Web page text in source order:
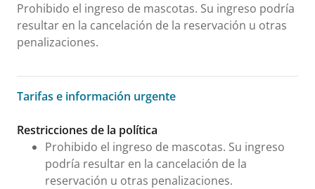
Prohibido el ingreso de mascotas. Su ingreso podría
resultar en la cancelación de la reservación u otras
penalizaciones.
Tarifas e información urgente
Tarifas e información urgente
Restricciones de la política
Prohibido el ingreso de mascotas. Su ingreso
podría resultar en la cancelación de la
reservación u otras penalizaciones.